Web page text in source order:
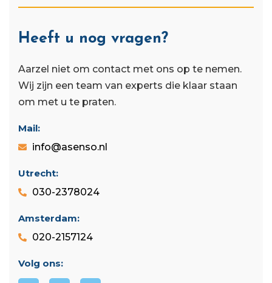
Heeft u nog vragen?
Aarzel niet om contact met ons op te nemen.
Wij zijn een team van experts die klaar staan ​​
om met u te praten.
Mail:
info@asenso.nl
Utrecht:
030-2378024
Amsterdam:
020-2157124
Volg ons: